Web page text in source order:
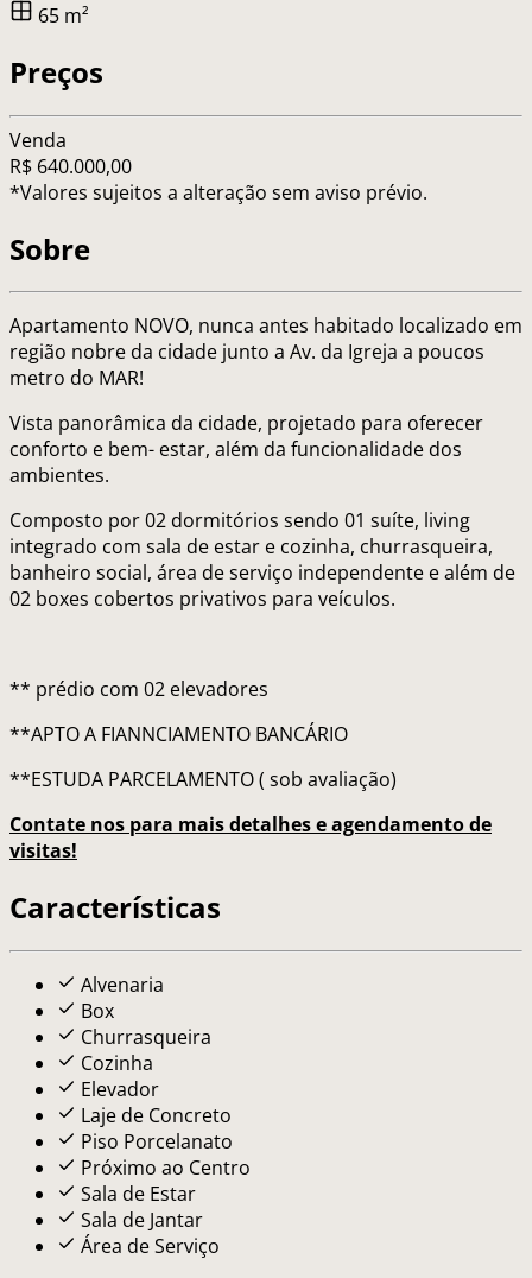
65 m²
Preços
Venda
R$ 640.000,00
*Valores sujeitos a alteração sem aviso prévio.
Sobre
Apartamento NOVO, nunca antes habitado localizado em
região nobre da cidade junto a Av. da Igreja a poucos
metro do MAR!
Vista panorâmica da cidade, projetado para oferecer
conforto e bem- estar, além da funcionalidade dos
ambientes.
Composto por 02 dormitórios sendo 01 suíte, living
integrado com sala de estar e cozinha, churrasqueira,
banheiro social, área de serviço independente e além de
02 boxes cobertos privativos para veículos.
** prédio com 02 elevadores
**APTO A FIANNCIAMENTO BANCÁRIO
**ESTUDA PARCELAMENTO ( sob avaliação)
Contate nos para mais detalhes e agendamento de
visitas!
Características
Alvenaria
Box
Churrasqueira
Cozinha
Elevador
Laje de Concreto
Piso Porcelanato
Próximo ao Centro
Sala de Estar
Sala de Jantar
Área de Serviço